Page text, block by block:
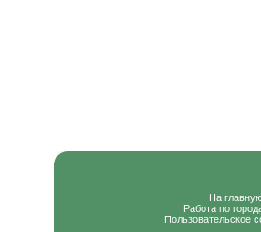
На
Работа по
Пользовательское